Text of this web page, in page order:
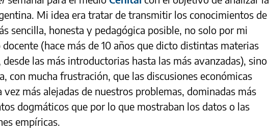
Mi idea era tratar de transmitir los conocimientos de
sencilla, honesta y pedagógica posible, no solo por mi
docente (hace más de 10 años que dicto distintas materias
desde las más introductorias hasta las más avanzadas), sino
con mucha frustración, que las discusiones económicas
vez más alejadas de nuestros problemas, dominadas más
dogmáticos que por lo que mostraban los datos o las
empíricas.